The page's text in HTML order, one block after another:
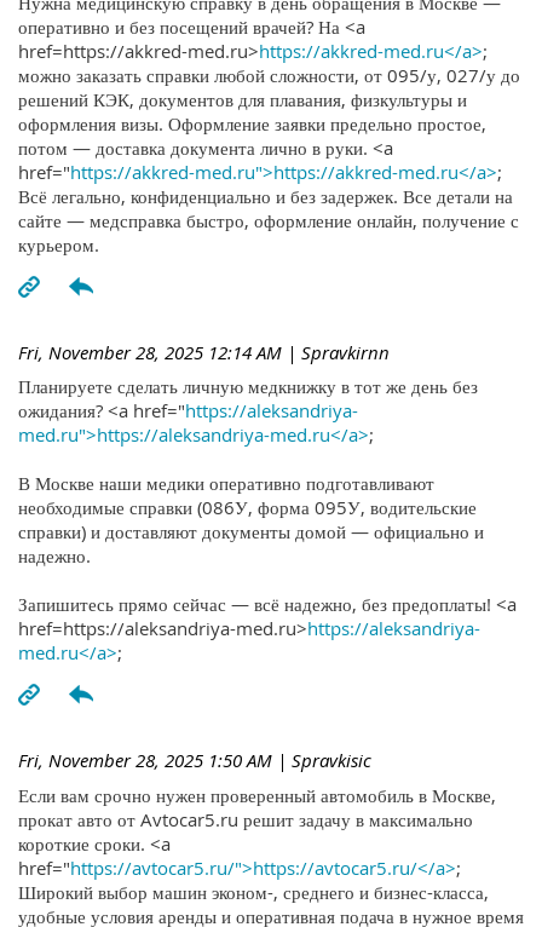
оперативно и без посещений врачей? На <a
href=https://akkred-med.ru>https://akkred-med.ru</a>;
можно заказать справки любой сложности, от 095/у, 027/у до
решений КЭК, документов для плавания, физкультуры и
оформления визы. Оформление заявки предельно простое,
потом — доставка документа лично в руки. <a
href="https://akkred-med.ru">https://akkred-med.ru</a>;
Всё легально, конфиденциально и без задержек. Все детали на
сайте — медсправка быстро, оформление онлайн, получение с
курьером.
Fri, November 28, 2025 12:14 AM | Spravkirnn
Планируете сделать личную медкнижку в тот же день без
ожидания? <a href="https://aleksandriya-
med.ru">https://aleksandriya-med.ru</a>;
В Москве наши медики оперативно подготавливают
необходимые справки (086У, форма 095У, водительские
справки) и доставляют документы домой — официально и
надежно.
Запишитесь прямо сейчас — всё надежно, без предоплаты! <a
href=https://aleksandriya-med.ru>https://aleksandriya-
med.ru</a>;
Fri, November 28, 2025 1:50 AM | Spravkisic
Если вам срочно нужен проверенный автомобиль в Москве,
прокат авто от Avtocar5.ru решит задачу в максимально
короткие сроки. <a
href="https://avtocar5.ru/">https://avtocar5.ru/</a>;
Широкий выбор машин эконом-, среднего и бизнес-класса,
удобные условия аренды и оперативная подача в нужное время